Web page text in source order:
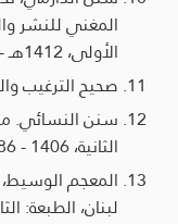
المغني للنشر
الأولى، 1412هـ - 2000م.
صحيح الترغيب
سنن النسائي.
الثانية، 1406 - 1986.
المعجم الوسيط،
لبنان، الطبعة: